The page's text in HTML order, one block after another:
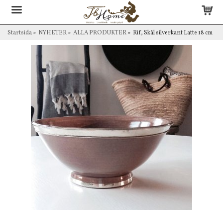
Startsida» NYHETER» ALLA PRODUKTER» Rif, Skål silverkant Latte 18 cm